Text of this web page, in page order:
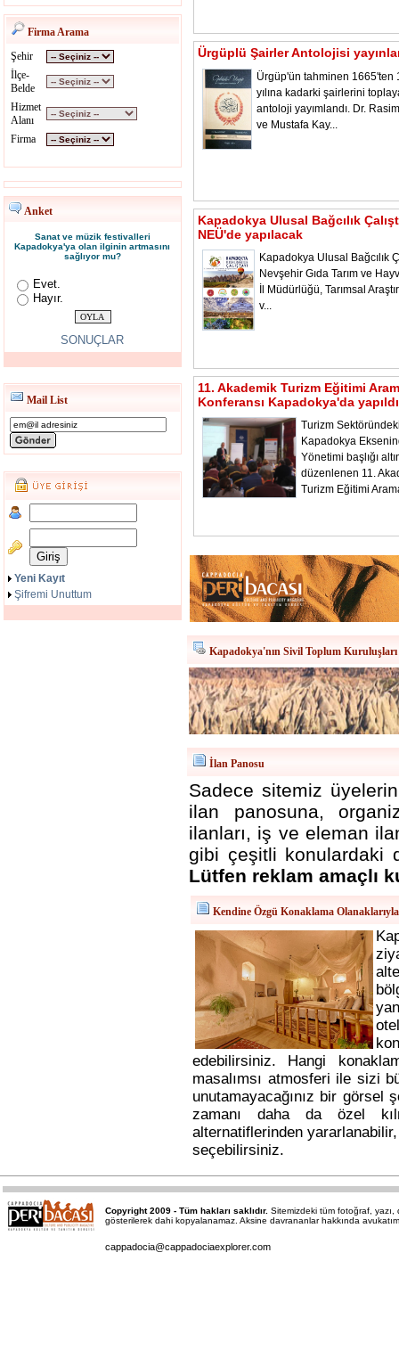
Firma Arama
Şehir
İlçe-
Belde
Hizmet
Alanı
Firma
Anket
Sanat ve müzik festivalleri
Kapadokya'ya olan ilginin artmasını
sağlıyor mu?
Evet.
Hayır.
SONUÇLAR
Mail List
Yeni Kayıt
Şifremi Unuttum
Ürgüplü Şairler Antolojisi
Ürgüp'ün tahminen 1665'ten
yılına kadarki şairlerini
antoloji yayımlandı. Dr.
ve Mustafa Kay...
Kapadokya Ulusal Bağcılık
NEÜ'de yapılacak
Kapadokya Ulusal Bağcılık
Nevşehir Gıda Tarım ve
İl Müdürlüğü, Tarımsal
v...
11. Akademik Turizm Eğitimi
Konferansı Kapadokya'da yapıldı
Turizm
Kapadokya
Yönetimi başlığı
düzenlenen 11.
Turizm Eğitimi
Kapadokya'nın Sivil Toplum Kuruluşları
İlan Panosu
Sadece sitemiz
ilan panosuna,
ilanları, iş ve eleman
gibi çeşitli konulardaki
Lütfen reklam amaçlı
Kendine Özgü Konaklama
edebilirsiniz. Hangi
masalımsı atmosferi ile sizi
unutamayacağınız bir görsel
zamanı daha da özel
alternatiflerinden
seçebilirsiniz.
Copyright 2009 - Tüm hakları saklıdır. Sitemizdeki tüm fotoğraf, yazı,
gösterilerek dahi kopyalanamaz. Aksine davrananlar hakkında
cappadocia@cappadociaexplorer.com